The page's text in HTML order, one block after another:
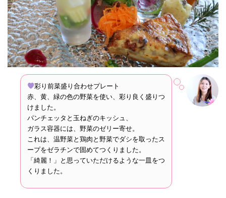
彩り前菜盛り合わせプレート
赤、黄、緑の色の野菜を使い、彩り良く盛りつ
けました。
パンチェッタと玉ねぎのキッシュ、
ガラス容器には、野菜のゼリー寄せ。
これは、温野菜と鶏肉と野菜でダシを取ったス
ープをゼラチンで固めてつくりました。
「綺麗！」と思っていただけるような一皿をつ
くりました。